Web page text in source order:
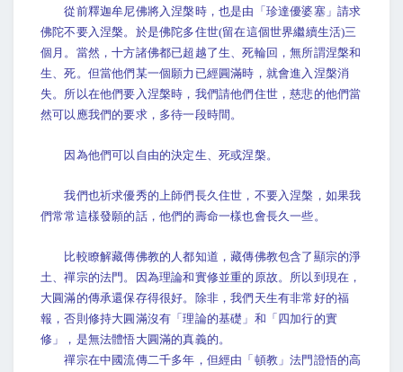
從前釋迦牟尼佛將入涅槃時，也是由「珍達優婆塞」請求
佛陀不要入涅槃。於是佛陀多住世(留在這個世界繼續生活)三
個月。當然，十方諸佛都已超越了生、死輪回，無所謂涅槃和
生、死。但當他們某一個願力已經圓滿時，就會進入涅槃消
失。所以在他們要入涅槃時，我們請他們住世，慈悲的他們當
然可以應我們的要求，多待一段時間。
因為他們可以自由的決定生、死或涅槃。
我們也祈求優秀的上師們長久住世，不要入涅槃，如果我
們常常這樣發願的話，他們的壽命一樣也會長久一些。
比較瞭解藏傳佛教的人都知道，藏傳佛教包含了顯宗的淨
土、禪宗的法門。因為理論和實修並重的原故。所以到現在，
大圓滿的傳承還保存得很好。除非，我們天生有非常好的福
報，否則修持大圓滿沒有「理論的基礎」和「四加行的實
修」，是無法體悟大圓滿的真義的。
禪宗在中國流傳二千多年，但經由「頓教」法門證悟的高